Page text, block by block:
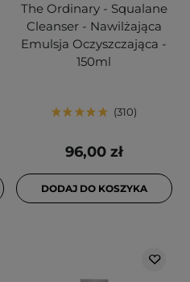
The Ordinary - Squalane
Cleanser - Nawilżająca
Emulsja Oczyszczająca -
150ml
310
96,00 zł
DODAJ DO KOSZYKA